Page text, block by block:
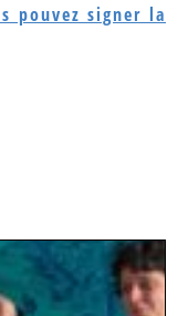
pouvez signer la